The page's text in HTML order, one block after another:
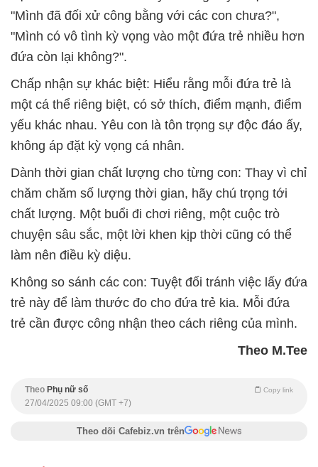
"Mình đã đối xử công bằng với các con chưa?",
"Mình có vô tình kỳ vọng vào một đứa trẻ nhiều hơn
đứa còn lại không?".
Chấp nhận sự khác biệt: Hiểu rằng mỗi đứa trẻ là
một cá thể riêng biệt, có sở thích, điểm mạnh, điểm
yếu khác nhau. Yêu con là tôn trọng sự độc đáo ấy,
không áp đặt kỳ vọng cá nhân.
Dành thời gian chất lượng cho từng con: Thay vì chỉ
chăm chăm số lượng thời gian, hãy chú trọng tới
chất lượng. Một buổi đi chơi riêng, một cuộc trò
chuyện sâu sắc, một lời khen kịp thời cũng có thể
làm nên điều kỳ diệu.
Không so sánh các con: Tuyệt đối tránh việc lấy đứa
trẻ này để làm thước đo cho đứa trẻ kia. Mỗi đứa
trẻ cần được công nhận theo cách riêng của mình.
Theo M.Tee
Theo Phụ nữ số Copy link
27/04/2025 09:00 (GMT +7)
Theo dõi Cafebiz.vn trên